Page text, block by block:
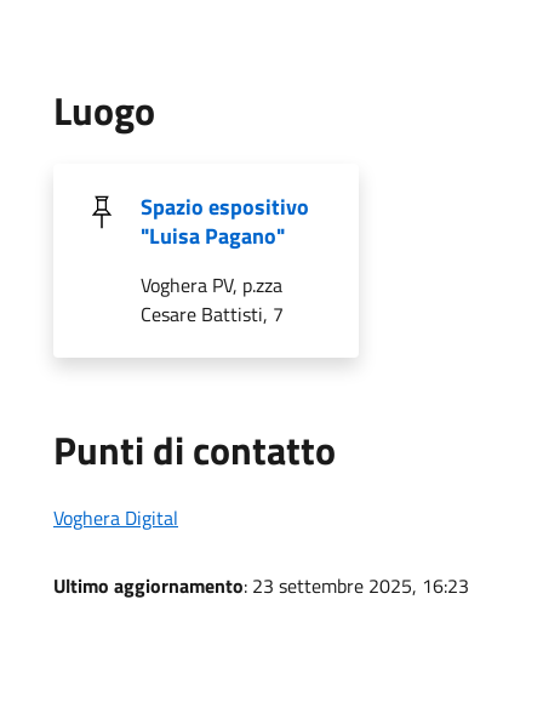
Luogo
Spazio espositivo
"Luisa Pagano"
Voghera PV, p.zza
Cesare Battisti, 7
Punti di contatto
Voghera Digital
Ultimo aggiornamento: 23 settembre 2025, 16:23